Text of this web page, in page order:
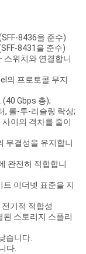
8436을 준수)
8431을 준수)
스위치와 연결합니
의 프로토콜 무지
(40 Gbps 총);
, 롤-투-리슬링 락싱;
이의 격차를 줄이
무결성을 유지합니
완전히 적합합니
트 이더넷 표준을 지
기적 적합성
된 스토리지 스플리
습니다.
다.